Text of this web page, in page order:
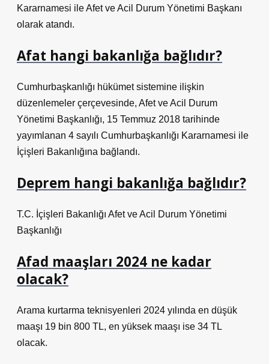
Kararnamesi ile Afet ve Acil Durum Yönetimi Başkanı
olarak atandı.
Afat hangi bakanlığa bağlıdır?
Cumhurbaşkanlığı hükümet sistemine ilişkin
düzenlemeler çerçevesinde, Afet ve Acil Durum
Yönetimi Başkanlığı, 15 Temmuz 2018 tarihinde
yayımlanan 4 sayılı Cumhurbaşkanlığı Kararnamesi ile
İçişleri Bakanlığına bağlandı.
Deprem hangi bakanlığa bağlıdır?
T.C. İçişleri Bakanlığı Afet ve Acil Durum Yönetimi
Başkanlığı
Afad maaşları 2024 ne kadar
olacak?
Arama kurtarma teknisyenleri 2024 yılında en düşük
maaşı 19 bin 800 TL, en yüksek maaşı ise 34 TL
olacak.